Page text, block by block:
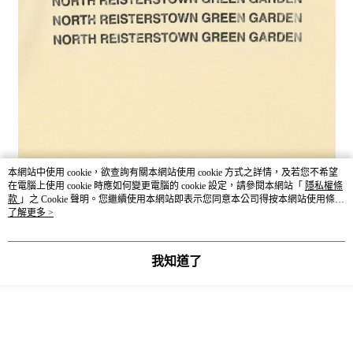
本網站中使用 cookie，欲查詢有關本網站使用 cookie 方式之詳情，及若您不希望
在電腦上使用 cookie 時應如何變更電腦的 cookie 設定，請參閱本網站「 隱私權條
款 」之 Cookie 聲明。您繼續使用本網站即表示您同意本公司得按本網站使用條款
之 Cookie 聲明使用 cookie。
了解更多 >
我知道了